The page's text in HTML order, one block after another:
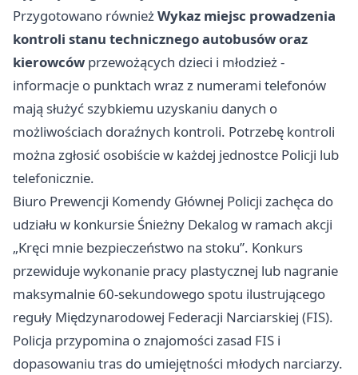
Przygotowano równieżWykaz miejsc prowadzenia
kontroli stanu technicznego autobusów oraz
kierowców przewożących dzieci i młodzież -
informacje o punktach wraz z numerami telefonów
mają służyć szybkiemu uzyskaniu danych o
możliwościach doraźnych kontroli. Potrzebę kontroli
można zgłosić osobiście w każdej jednostce Policji lub
telefonicznie.
Biuro Prewencji Komendy Głównej Policji zachęca do
udziału w konkursie Śnieżny Dekalog w ramach akcji
„Kręci mnie bezpieczeństwo na stoku”. Konkurs
przewiduje wykonanie pracy plastycznej lub nagranie
maksymalnie 60-sekundowego spotu ilustrującego
reguły Międzynarodowej Federacji Narciarskiej (FIS).
Policja przypomina o znajomości zasad FIS i
dopasowaniu tras do umiejętności młodych narciarzy.